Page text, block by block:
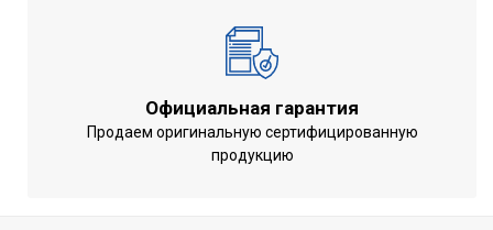
Официальная гарантия
Продаем оригинальную сертифицированную
продукцию